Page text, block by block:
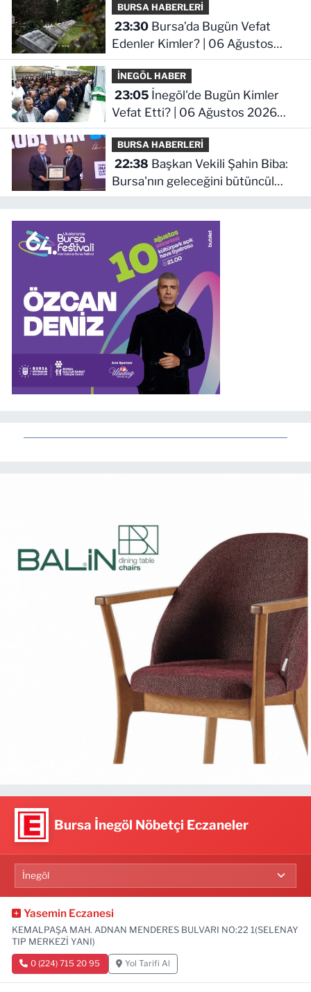
BURSA HABERLERİ
23:30Bursa’da Bugün Vefat
Edenler Kimler? | 06 Ağustos
2026 Perşembe
İNEGÖL HABER
23:05İnegöl'de Bugün Kimler
Vefat Etti? | 06 Ağustos 2026
Perşembe
BURSA HABERLERİ
22:38
Bursa'nın geleceğini bütüncül
anlayışla planlıyoruz
Bursa İnegöl Nöbetçi Eczaneler
Yasemin Eczanesi
KEMALPAŞA MAH. ADNAN MENDERES BULVARI NO:22 1(SELENAY
TIP MERKEZİ YANI)
0 (224) 715 20 95 Yol Tarifi Al